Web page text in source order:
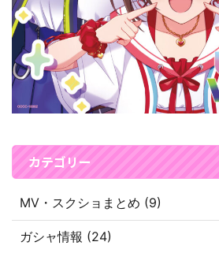
カテゴリー
MV・スクショまとめ (9)
ガシャ情報 (24)